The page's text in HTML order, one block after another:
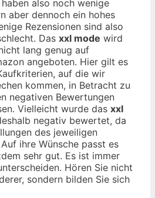
also noch wenige
aber dennoch ein hohes
Rezensionen sind also
Das xxl mode wird
lang genug auf
angeboten. Hier gilt es
auf die wir
kommen, in Betracht zu
negativen Bewertungen
Vielleicht wurde das xxl
negativ bewertet, da
des jeweiligen
ihre Wünsche passt es
sehr gut. Es ist immer
Hören Sie nicht
sondern bilden Sie sich